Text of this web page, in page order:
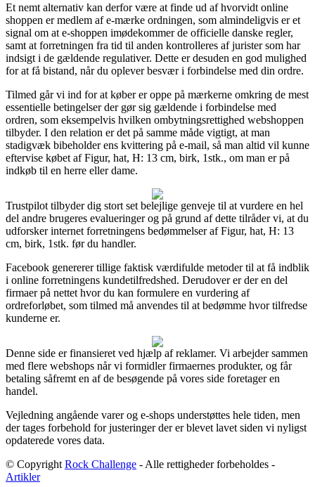
Et nemt alternativ kan derfor være at finde ud af hvorvidt online
shoppen er medlem af e-mærke ordningen, som almindeligvis er et
signal om at e-shoppen imødekommer de officielle danske regler,
samt at forretningen fra tid til anden kontrolleres af jurister som har
indsigt i de gældende regulativer. Dette er desuden en god mulighed
for at få bistand, når du oplever besvær i forbindelse med din ordre.
Tilmed går vi ind for at køber er oppe på mærkerne omkring de mest
essentielle betingelser der gør sig gældende i forbindelse med
ordren, som eksempelvis hvilken ombytningsrettighed webshoppen
tilbyder. I den relation er det på samme måde vigtigt, at man
stadigvæk bibeholder ens kvittering på e-mail, så man altid vil kunne
eftervise købet af Figur, hat, H: 13 cm, birk, 1stk., om man er på
indkøb til en herre eller dame.
Trustpilot tilbyder dig stort set belejlige genveje til at vurdere en hel
del andre brugeres evalueringer og på grund af dette tilråder vi, at du
udforsker internet forretningens bedømmelser af Figur, hat, H: 13
cm, birk, 1stk. før du handler.
Facebook genererer tillige faktisk værdifulde metoder til at få indblik
i online forretningens kundetilfredshed. Derudover er der en del
firmaer på nettet hvor du kan formulere en vurdering af
ordreforløbet, som tilmed må anvendes til at bedømme hvor tilfredse
kunderne er.
Denne side er finansieret ved hjælp af reklamer. Vi arbejder sammen
med flere webshops når vi formidler firmaernes produkter, og får
betaling såfremt en af de besøgende på vores side foretager en
handel.
Vejledning angående varer og e-shops understøttes hele tiden, men
der tages forbehold for justeringer der er blevet lavet siden vi nyligst
opdaterede vores data.
© Copyright Rock Challenge - Alle rettigheder forbeholdes -
Artikler